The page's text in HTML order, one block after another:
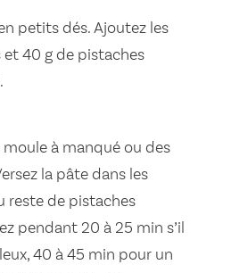
petits dés. Ajoutez les
et 40 g de pistaches
moule à manqué ou des
la pâte dans les
reste de pistaches
pendant 20 à 25 min s’il
40 à 45 min pour un